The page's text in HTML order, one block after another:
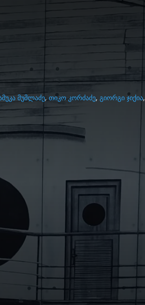
მუმლაძე,თიკო კორძაძე,გიორგი ჯიქია,